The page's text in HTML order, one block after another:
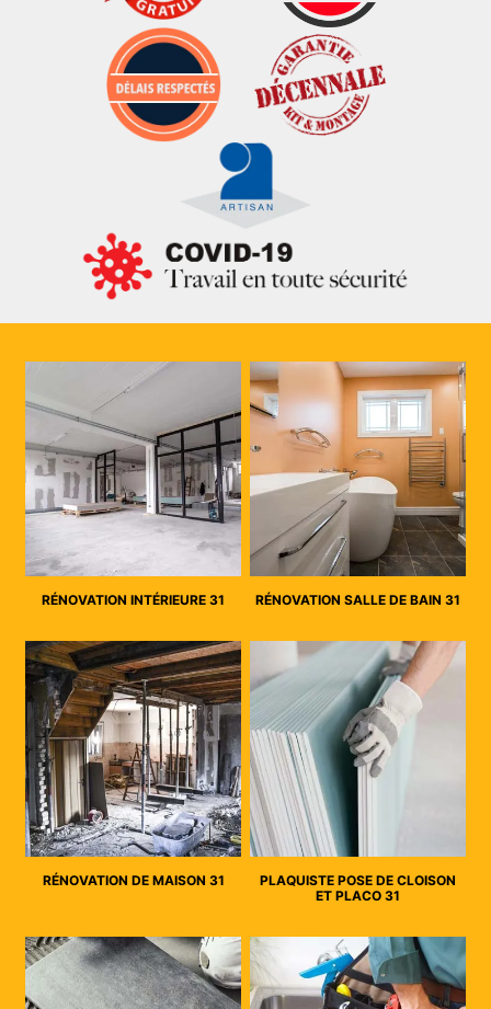
RÉNOVATION INTÉRIEURE 31 RÉNOVATION SALLE DE BAIN 31
RÉNOVATION DE MAISON 31
PLAQUISTE POSE DE CLOISON
ET PLACO 31